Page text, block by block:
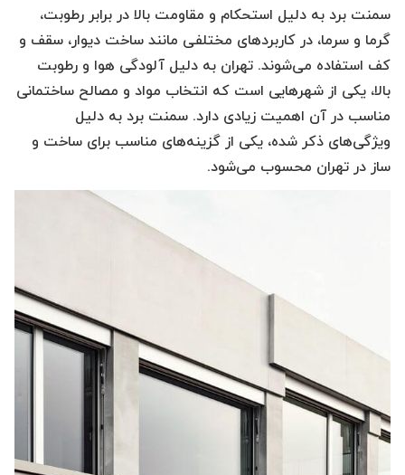
سمنت برد به دلیل استحکام و مقاومت بالا در برابر رطوبت،
گرما و سرما، در کاربردهای مختلفی مانند ساخت دیوار، سقف و
کف استفاده می‌شوند. تهران به دلیل آلودگی هوا و رطوبت
بالا، یکی از شهرهایی است که انتخاب مواد و مصالح ساختمانی
مناسب در آن اهمیت زیادی دارد. سمنت برد به دلیل
ویژگی‌های ذکر شده، یکی از گزینه‌های مناسب برای ساخت و
ساز در تهران محسوب می‌شود.